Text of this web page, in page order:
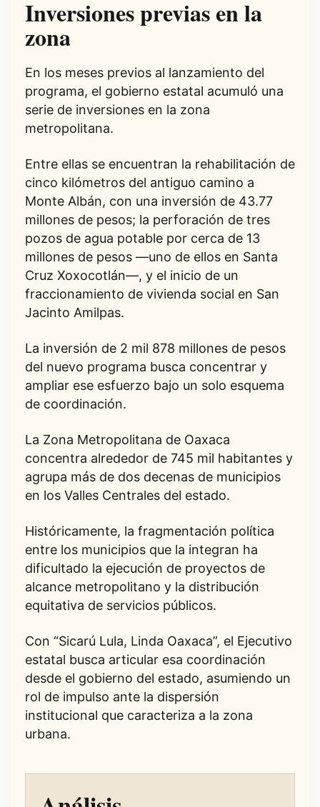
Inversiones previas en la
zona
En los meses previos al lanzamiento del
programa, el gobierno estatal acumuló una
serie de inversiones en la zona
metropolitana.
Entre ellas se encuentran la rehabilitación de
cinco kilómetros del antiguo camino a
Monte Albán, con una inversión de 43.77
millones de pesos; la perforación de tres
pozos de agua potable por cerca de 13
millones de pesos —uno de ellos en Santa
Cruz Xoxocotlán—, y el inicio de un
fraccionamiento de vivienda social en San
Jacinto Amilpas.
La inversión de 2 mil 878 millones de pesos
del nuevo programa busca concentrar y
ampliar ese esfuerzo bajo un solo esquema
de coordinación.
La Zona Metropolitana de Oaxaca
concentra alrededor de 745 mil habitantes y
agrupa más de dos decenas de municipios
en los Valles Centrales del estado.
Históricamente, la fragmentación política
entre los municipios que la integran ha
dificultado la ejecución de proyectos de
alcance metropolitano y la distribución
equitativa de servicios públicos.
Con “Sicarú Lula, Linda Oaxaca”, el Ejecutivo
estatal busca articular esa coordinación
desde el gobierno del estado, asumiendo un
rol de impulso ante la dispersión
institucional que caracteriza a la zona
urbana.